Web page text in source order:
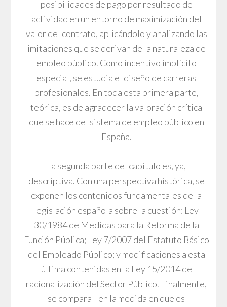
posibilidades de pago por resultado de
actividad en un entorno de maximización del
valor del contrato, aplicándolo y analizando las
limitaciones que se derivan de la naturaleza del
empleo público. Como incentivo implícito
especial, se estudia el diseño de carreras
profesionales. En toda esta primera parte,
teórica, es de agradecer la valoración crítica
que se hace del sistema de empleo público en
España.
La segunda parte del capítulo es, ya,
descriptiva. Con una perspectiva histórica, se
exponen los contenidos fundamentales de la
legislación española sobre la cuestión: Ley
30/1984 de Medidas para la Reforma de la
Función Pública; Ley 7/2007 del Estatuto Básico
del Empleado Público; y modificaciones a esta
última contenidas en la Ley 15/2014 de
racionalización del Sector Público. Finalmente,
se compara –en la medida en que es